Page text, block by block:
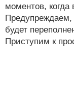
моментов,
Предупреждаем,
будет
Приступим к